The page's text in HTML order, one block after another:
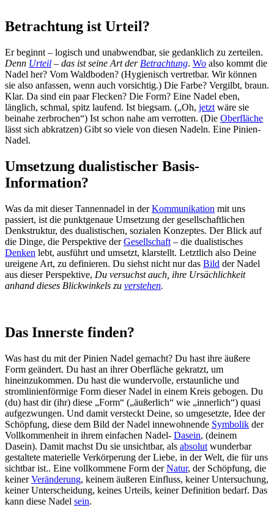
Betrachtung ist Urteil?
Er beginnt – logisch und unabwendbar, sie gedanklich zu zerteilen.
Denn Urteil – das ist seine Art der Betrachtung. Wo also kommt die
Nadel her? Vom Waldboden? (Hygienisch vertretbar. Wir können
sie also anfassen, wenn auch vorsichtig.) Die Farbe? Vergilbt, braun.
Klar. Da sind ein paar Flecken? Die Form? Eine Nadel eben,
länglich, schmal, spitz laufend. Ist biegsam. („Oh, jetzt wäre sie
beinahe zerbrochen“) Ist schon nahe am verrotten. (Die Oberfläche
lässt sich abkratzen) Gibt so viele von diesen Nadeln. Eine Pinien-
Nadel.
Umsetzung dualistischer Basis-
Information?
Was da mit dieser Tannennadel in derKommunikation mit uns
passiert, ist die punktgenaue Umsetzung der gesellschaftlichen
Denkstruktur, des dualistischen, sozialen Konzeptes. Der Blick auf
die Dinge, die Perspektive derGesellschaft – die dualistisches
Denken lebt, ausführt und umsetzt, klarstellt. Letztlich also Deine
ureigene Art, zu definieren. Du siehst nicht nur das Bild der Nadel
aus dieser Perspektive, Du versuchst auch, ihre Ursächlichkeit
anhand dieses Blickwinkels zu verstehen.
Das Innerste finden?
Was hast du mit der Pinien Nadel gemacht? Du hast ihre äußere
Form geändert. Du hast an ihrer Oberfläche gekratzt, um
hineinzukommen. Du hast die wundervolle, erstaunliche und
stromlinienförmige Form dieser Nadel in einem Kreis gebogen. Du
(du) hast dir (ihr) diese „Form“ („äußerlich“ wie „innerlich“) quasi
aufgezwungen. Und damit versteckt Deine, so umgesetzte, Idee der
Schöpfung, diese dem Bild der Nadel innewohnende Symbolik der
Vollkommenheit in ihrem einfachen Nadel- Dasein, (deinem
Dasein). Damit machst Du sie unsichtbar, als absolut wunderbar
gestaltete materielle Verkörperung der Liebe, in der Welt, die für uns
sichtbar ist.. Eine vollkommene Form derNatur, der Schöpfung, die
keinerVeränderung, keinem äußeren Einfluss, keiner Untersuchung,
keiner Unterscheidung, keines Urteils, keiner Definition bedarf. Das
kann diese Nadel sein.